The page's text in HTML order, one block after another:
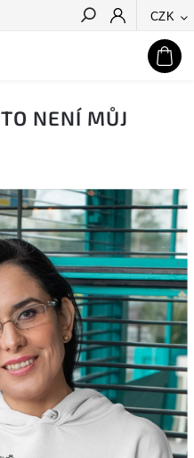
CZK
Hledat
NENÍ MŮJ